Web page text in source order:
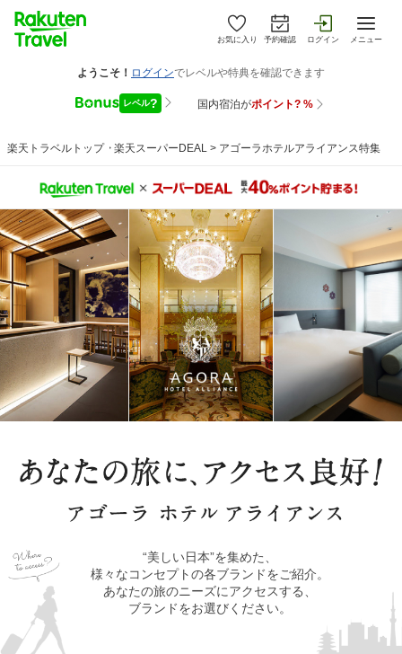
お気に入り 予約確認 ログイン メニュー
楽天トラベルトップ >楽天スーパーDEAL > アゴーラホテルアライアンス特集
“美しい日本”を集めた、
様々なコンセプトの各ブランドをご紹介。
あなたの旅のニーズにアクセスする、
ブランドをお選びください。